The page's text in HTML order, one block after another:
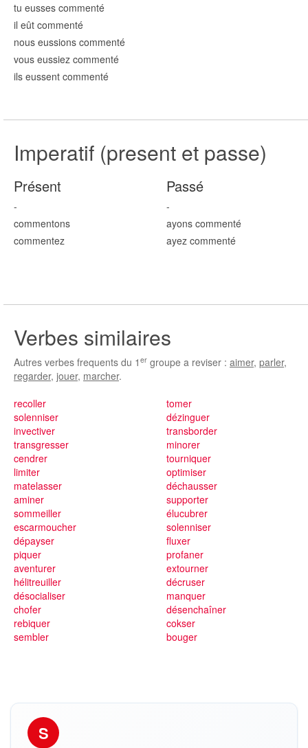
tu eusses commenté
il eût commenté
nous eussions commenté
vous eussiez commenté
ils eussent commenté
Imperatif (present et passe)
Présent
-
commentons
commentez
Passé
-
ayons commenté
ayez commenté
Verbes similaires
Autres verbes frequents du 1 er groupe a reviser : aimer, parler,
regarder, jouer, marcher.
recoller
solenniser
invectiver
transgresser
cendrer
limiter
matelasser
aminer
sommeiller
tomer
dézinguer
transborder
minorer
tourniquer
optimiser
déchausser
supporter
élucubrer
escarmoucher
dépayser
piquer
aventurer
hélitreuiller
désocialiser
chofer
rebiquer
sembler
solenniser
fluxer
profaner
extourner
décruser
manquer
désenchaîner
cokser
bouger
S